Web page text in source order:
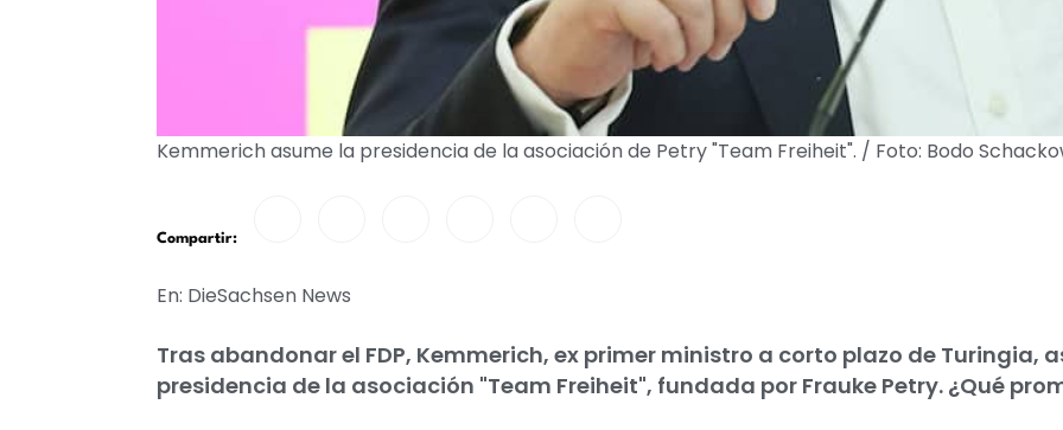
Kemmerich asume la presidencia de la asociación de Petry "Team Freiheit". / Foto: Bodo
Compartir:
En: DieSachsen News
Tras abandonar el FDP, Kemmerich, ex primer ministro a corto plazo de Turingia,
presidencia de la asociación "Team Freiheit", fundada por Frauke Petry. ¿Qué